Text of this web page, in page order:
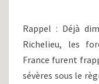
Rappel : Déjà
Richelieu, les
France furent
sévères sous le